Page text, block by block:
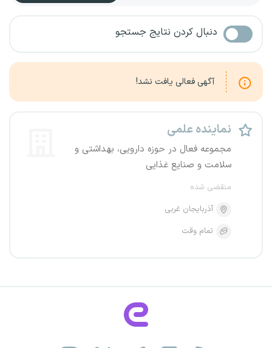
دنبال کردن نتایج جستجو
آگهی فعالی یافت نشد!
نماینده علمی
مجموعه فعال در حوزه دارویی، بهداشتی و
سلامت و صنایع غذایی
منقضی شده
آذربایجان غربی
تمام وقت